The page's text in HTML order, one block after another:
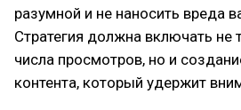
разумной и не наносить вреда
Стратегия должна включать не
числа просмотров, но и
контента, который удержит